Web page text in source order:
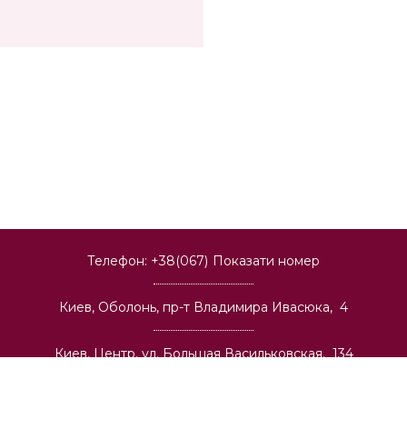
Телефон: +38(067) Показати номер
Киев, Оболонь, пр-т Владимира Ивасюка, 4
Киев, Центр, ул. Большая Васильковская, 134